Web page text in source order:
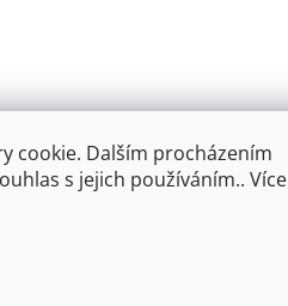
cookie. Dalším procházením
s jejich používáním.. Více